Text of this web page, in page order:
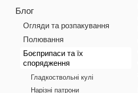
Блог
Огляди та розпакування
Полювання
Боєприпаси та їх
спорядження
Гладкоствольні кулі
Нарізні патрони